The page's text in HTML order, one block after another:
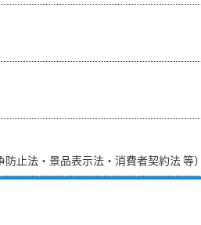
止法・景品表示法・消費者契約法 等）